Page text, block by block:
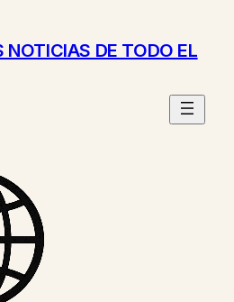
NOTICIAS DE TODO EL